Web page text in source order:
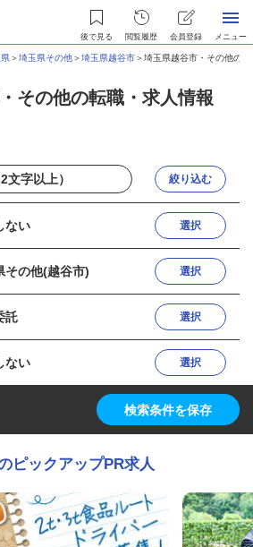
後で見る 閲覧履歴 会員登録 メニュー
＞埼玉県その他＞埼玉県越谷市＞埼玉県越谷市・その他の
その他の転職・求人情報
絞り込む
ない 選択
その他(越谷市) 選択
託 選択
ない 選択
検索条件を保存
ピックアップPR求人